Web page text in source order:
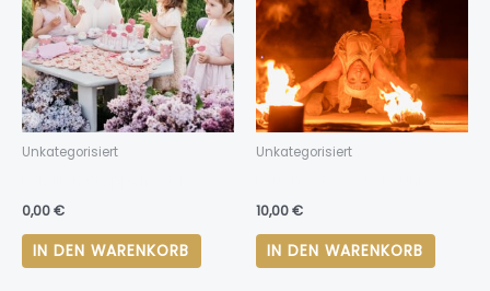
Unkategorisiert
0,00€
IN DEN WARENKORB
Unkategorisiert
10,00€
IN DEN WARENKORB